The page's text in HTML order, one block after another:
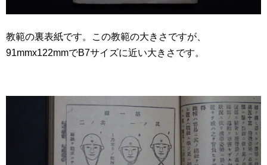
教範の裏表紙です。この教範の大きさですが、
91mmx122mmでB7サイズに近い大きさです。